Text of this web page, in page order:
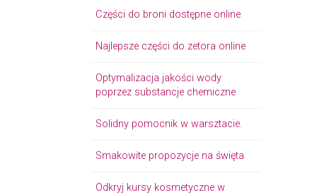
Części do broni dostępne online
Najlepsze części do zetora online
Optymalizacja jakości wody
poprzez substancje chemiczne
Solidny pomocnik w warsztacie.
Smakowite propozycje na święta
Odkryj kursy kosmetyczne w